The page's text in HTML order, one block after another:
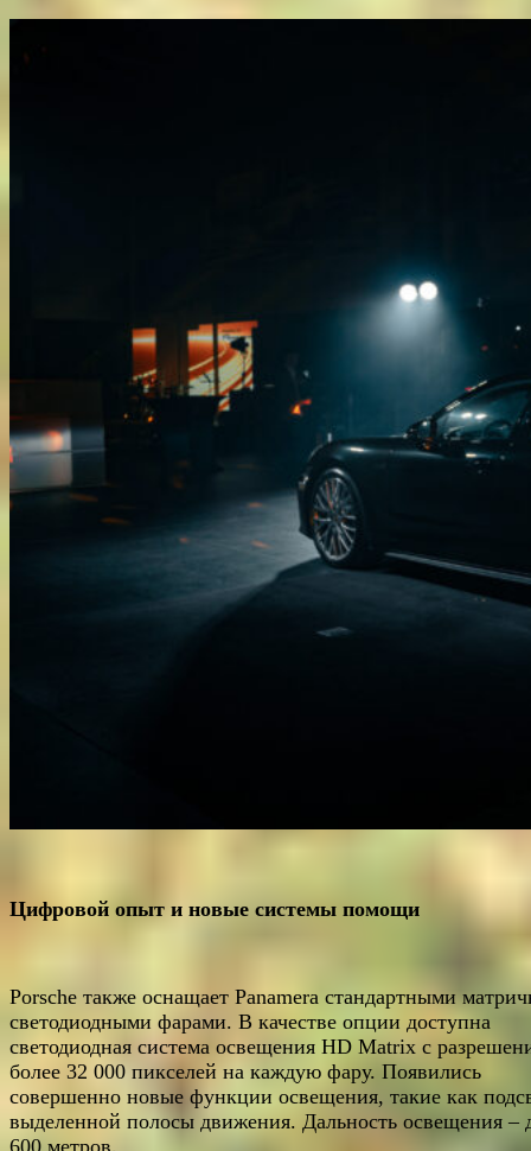
Цифровой опыт и новые системы помощи
Porsche также оснащает Panamera стандартными
светодиодными фарами. В качестве опции доступна
светодиодная система освещения HD Matrix с
более 32 000 пикселей на каждую фару. Появились
совершенно новые функции освещения, такие как
выделенной полосы движения. Дальность освещения –
600 метров.